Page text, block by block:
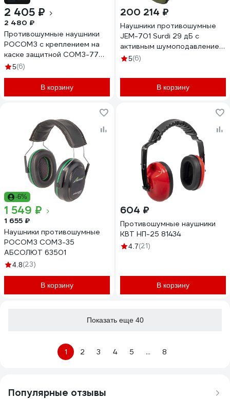
2 405 ₽
2 480 ₽
Противошумные наушники
РОСОМЗ с креплением на
каске защитной СОМЗ-77
Зебра PREMIUM, 33 дб 67772
5(6)
В корзину
200 214 ₽
Наушники противошумные
JEM-701 Surdi 29 дБ с
активным шумоподавлением,
40шт Jeta Safety JEM-701-
5(6)
В корзину
-6%
1 549 ₽
1 655 ₽
Наушники противошумные
РОСОМЗ СОМЗ-35
АБСОЛЮТ 63501
4.8(23)
В корзину
604 ₽
Противошумные наушники
КВТ НП-25 81434
4.7(21)
В корзину
Показать еще 40
1 2 3 4 5 ... 8
Популярные отзывы